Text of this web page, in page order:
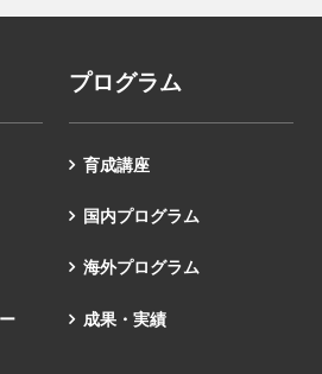
プログラム
育成講座
国内プログラム
海外プログラム
成果・実績